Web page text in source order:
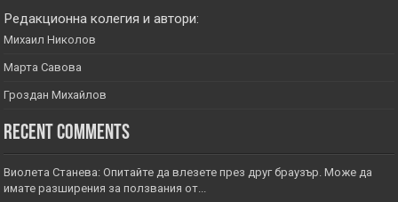
Редакционна колегия и автори:
Михаил Николов
Марта Савова
Гроздан Михайлов
Recent Comments
Виолета Станева: Опитайте да влезете през друг браузър. Може да
имате разширения за ползвания от...